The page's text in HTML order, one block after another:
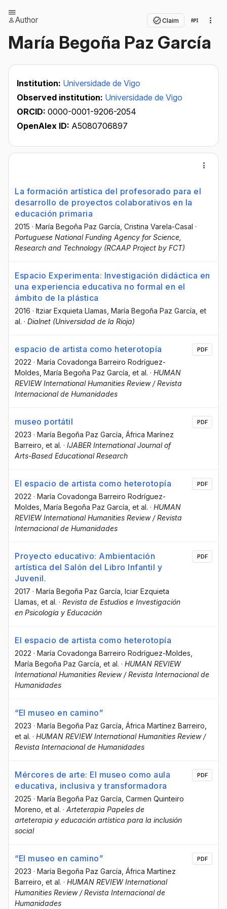
Author Claim
María Begoña Paz García
Institution: Universidade de Vigo
Observed institution: Universidade de Vigo
ORCID: 0000-0001-9206-2054
OpenAlex ID: A5080706897
La formación artística del profesorado para el
desarrollo de proyectos colaborativos en la
educación primaria
2015 · María Begoña Paz García , Cristina Varela-Casal ·
Portuguese National Funding Agency for Science,
Research and Technology (RCAAP Project by FCT)
Espacio Experimenta: Investigación didáctica en
una experiencia educativa no formal en el
ámbito de la plástica
2016 · Itziar Exquieta Llamas , María Begoña Paz García , et
al. · Dialnet (Universidad de la Rioja)
espacio de artista como heterotopía
2022 · María Covadonga Barreiro Rodríguez-
Moldes , María Begoña Paz García , et al. · HUMAN
REVIEW International Humanities Review / Revista
Internacional de Humanidades
PDF
museo portátil
2023 · María Begoña Paz García , África Marínez
Barreiro , et al. · IJABER International Journal of
Arts-Based Educational Research
PDF
El espacio de artista como heterotopía
2022 · María Covadonga Barreiro Rodríguez-
Moldes , María Begoña Paz García , et al. · HUMAN
REVIEW International Humanities Review / Revista
Internacional de Humanidades
PDF
Proyecto educativo: Ambientación
artística del Salón del Libro Infantil y
Juvenil.
2017 · María Begoña Paz García , Iciar Ezquieta
Llamas , et al. · Revista de Estudios e Investigación
en Psicología y Educación
PDF
El espacio de artista como heterotopía
2022 · María Covadonga Barreiro Rodríguez-Moldes
María Begoña Paz García , et al. · HUMAN REVIEW
International Humanities Review / Revista Internacional de
Humanidades
“El museo en camino”
2023 · María Begoña Paz García , África Martínez Barreiro
et al. · HUMAN REVIEW International Humanities Review /
Revista Internacional de Humanidades
Mércores de arte: El museo como aula
educativa, inclusiva y transformadora
2025 · María Begoña Paz García , Carmen Quinteiro
Moreno , et al. · Arteterapia Papeles de
arteterapia y educación artística para la inclusión
social
PDF
“El museo en camino”
2023 · María Begoña Paz García , África Martínez
Barreiro , et al. · HUMAN REVIEW International
Humanities Review / Revista Internacional de
Humanidades
PDF